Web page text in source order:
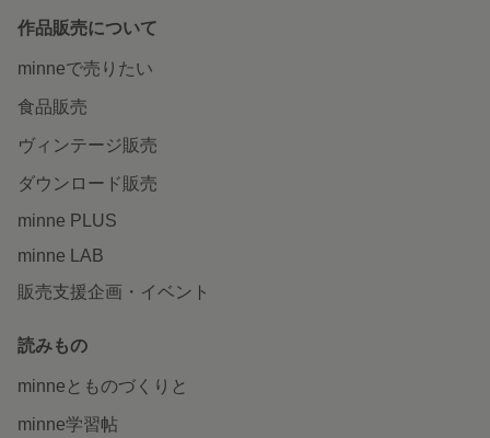
作品販売について
minneで売りたい
食品販売
ヴィンテージ販売
ダウンロード販売
minne PLUS
minne LAB
販売支援企画・イベント
読みもの
minneとものづくりと
minne学習帖